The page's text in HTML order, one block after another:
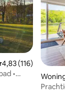
4,83 (116)
•